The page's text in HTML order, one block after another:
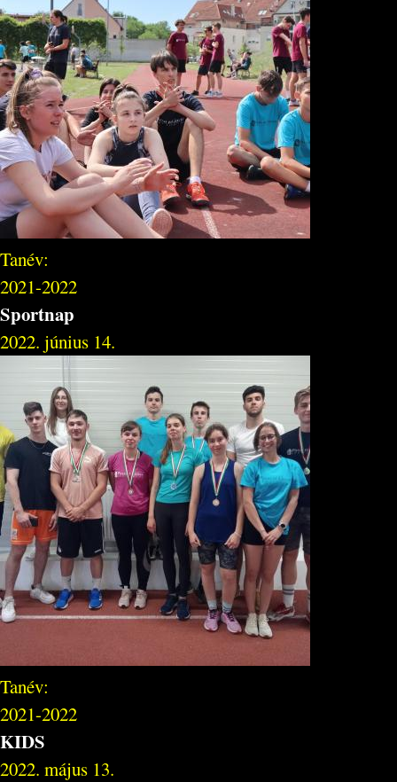
Tanév:
2021-2022
Sportnap
2022. június 14.
Tanév:
2021-2022
KIDS
2022. május 13.